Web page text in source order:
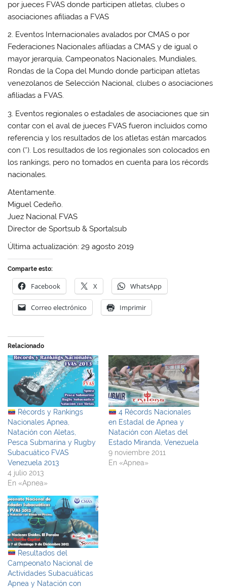
por jueces FVAS donde participen atletas, clubes o
asociaciones afiliadas a FVAS
2. Eventos Internacionales avalados por CMAS o por
Federaciones Nacionales afiliadas a CMAS y de igual o
mayor jerarquía, Campeonatos Nacionales, Mundiales,
Rondas de la Copa del Mundo donde participan atletas
venezolanos de Selección Nacional, clubes o asociaciones
afiliadas a FVAS.
3. Eventos regionales o estadales de asociaciones que sin
contar con el aval de jueces FVAS fueron incluidos como
referencia y los resultados de los atletas están marcados
con (*). Los resultados de los regionales son colocados en
los rankings, pero no tomados en cuenta para los récords
nacionales.
Atentamente.
Miguel Cedeño.
Juez Nacional FVAS
Director de Sportsub & Sportalsub
Última actualización: 29 agosto 2019
Comparte esto:
Facebook X WhatsApp
Correo electrónico Imprimir
Relacionado
Récords y Rankings
Nacionales Apnea,
Natación con Aletas,
Pesca Submarina y Rugby
Subacuático FVAS
Venezuela 2013
4 julio 2013
En «Apnea»
4 Récords Nacionales
en Estadal de Apnea y
Natación con Aletas del
Estado Miranda, Venezuela
9 noviembre 2011
En «Apnea»
Resultados del
Campeonato Nacional de
Actividades Subacuáticas
Apnea y Natación con